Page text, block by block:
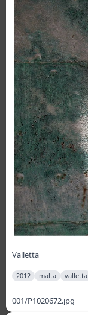
Valletta
2012 malta valletta
001/P1020672.jpg